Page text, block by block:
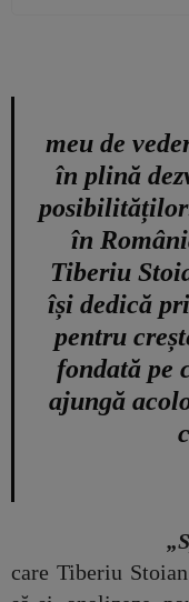
meu de
în plină
în
Tiberiu
își dedică
pentru
fondată pe
ajungă
care Tiberiu